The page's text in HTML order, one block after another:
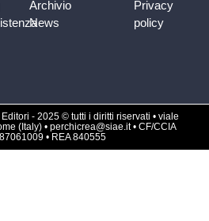
Archivio
News
Privacy
policy
- 2025 © tutti i diritti riservati • viale
(Italy) • perchicrea@siae.it • CF/CCIA
• REA 840555